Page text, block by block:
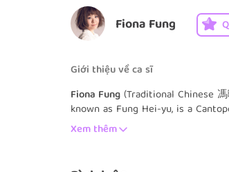
Fiona Fung
Giới thiệu về ca sĩ
Fiona Fung(Traditional Chinese
known as Fung Hei-yu, is a
At the age of 16, Fung was
Xem thêm